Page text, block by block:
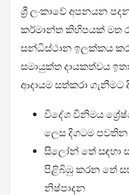
ශ්‍රී ලංකාවේ අපනයන
කර්මාන්ත කිහිපයක් මත
සන්ධිස්ථාන ඉලක්කය
සමායුක්ත දායකත්වය
ආදායම සත්කරා ගැනීමට
විදේශ විනිමය
ලෙස දිගටම පවතින
සිලෝන් තේ සඳහා
පිළිබිඹු කරන තේ
නිෂ්පාදන